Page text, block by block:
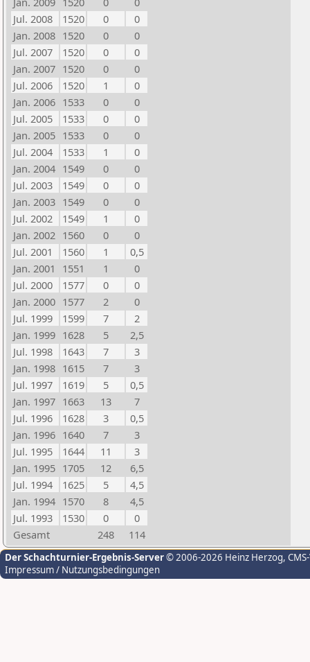
Jul. 2008
1520 0
0
Jan. 2008 1520 0
0
Jul. 2007
1520 0
0
Jan. 2007 1520 0
0
Jul. 2006
1520 1
0
Jan. 2006 1533 0
0
Jul. 2005
1533 0
0
Jan. 2005 1533 0
0
Jul. 2004
1533 1
0
Jan. 2004 1549 0
0
Jul. 2003
1549 0
0
Jan. 2003 1549 0
0
Jul. 2002
1549 1
0
Jan. 2002 1560 0
0
Jul. 2001
1560 1
0,5
Jan. 2001
1551 1
0
Jul. 2000
1577 0
0
Jan. 2000 1577 2
0
Jul. 1999
1599 7
2
Jan. 1999 1628 5
2,5
Jul. 1998
1643 7
3
Jan. 1998 1615 7
3
Jul. 1997
1619 5
0,5
Jan. 1997 1663 13
7
Jul. 1996
1628 3
0,5
Jan. 1996 1640 7
3
Jul. 1995
1644 11
3
Jan. 1995 1705 12
6,5
Jul. 1994
1625 5
4,5
Jan. 1994 1570 8
4,5
Jul. 1993
1530 0
0
Gesamt
248 114
Der Schachturnier-Ergebnis-Server© 2006-2026 Heinz Herzog,
Impressum / Nutzungsbedingungen